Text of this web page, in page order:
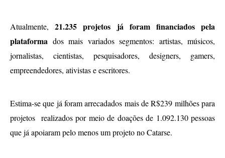
Atualmente, 21.235 projetos já foram financiados pela
plataforma dos mais variados segmentos: artistas, músicos,
jornalistas, cientistas, pesquisadores, designers, gamers,
empreendedores, ativistas e escritores.
Estima-se que já foram arrecadados mais de R$239 milhões para
projetos  realizados por meio de doações de 1.092.130 pessoas
que já apoiaram pelo menos um projeto no Catarse.